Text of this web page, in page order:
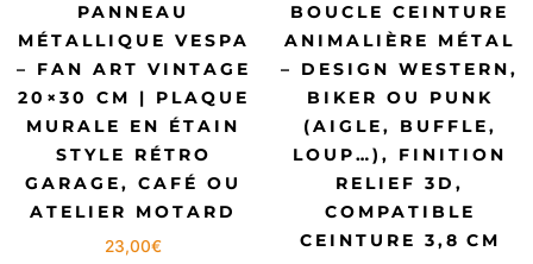
PANNEAU
MÉTALLIQUE VESPA
– FAN ART VINTAGE
20×30 CM | PLAQUE
MURALE EN ÉTAIN
STYLE RÉTRO
GARAGE, CAFÉ OU
ATELIER MOTARD
23,00€
BOUCLE CEINTURE
ANIMALIÈRE MÉTAL
– DESIGN WESTERN,
BIKER OU PUNK
(AIGLE, BUFFLE,
LOUP…), FINITION
RELIEF 3D,
COMPATIBLE
CEINTURE 3,8 CM